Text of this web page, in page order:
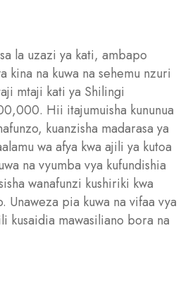
la uzazi ya kati, ambapo
kina na kuwa na sehemu nzuri
mtaji kati ya Shilingi
Hii itajumuisha kununua
kuanzisha madarasa ya
wa afya kwa ajili ya kutoa
na vyumba vya kufundishia
wanafunzi kushiriki kwa
Unaweza pia kuwa na vifaa vya
kusaidia mawasiliano bora na